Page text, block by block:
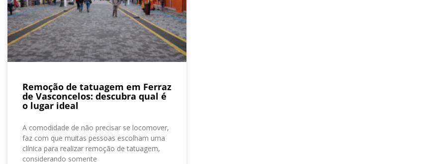
Remoção de tatuagem em Ferraz
de Vasconcelos: descubra qual é
o lugar ideal
A comodidade de não precisar se locomover,
faz com que muitas pessoas escolham uma
clínica para realizar remoção de tatuagem,
considerando somente